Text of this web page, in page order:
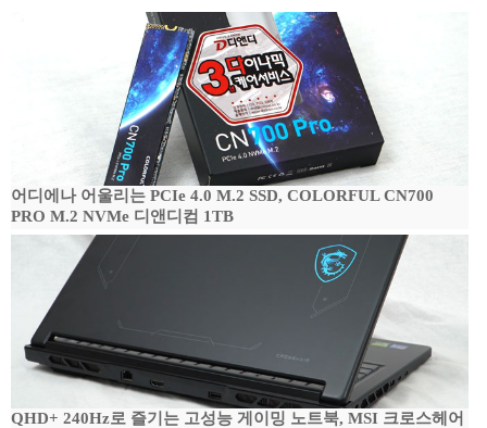
어디에나 어울리는 PCIe 4.0 M.2 SSD, COLORFUL CN700
PRO M.2 NVMe 디앤디컴 1TB
QHD+ 240Hz로 즐기는 고성능 게이밍 노트북, MSI 크로스헤어